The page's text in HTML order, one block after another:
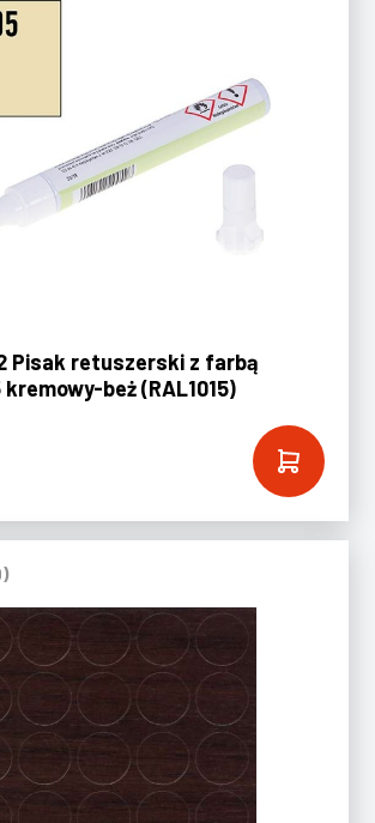
Pisak retuszerski z farbą
beż (RAL1015)